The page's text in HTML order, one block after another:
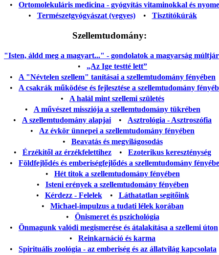
• Ortomolekuláris medicina - gyógyítás vitaminokkal és
• Természetgyógyászat (vegyes)• Tisztítókúrák
Szellemtudomány:
"Isten, áldd meg a magyart..." - gondolatok a magyarság
• „Az Ige testté lett”
• A "Névtelen szellem" tanításai a szellemtudomány fényében
• A csakrák működése és fejlesztése a szellemtudomány
• A halál mint szellemi születés
• A művészet missziója a szellemtudomány tükrében
• A szellemtudomány alapjai • Asztrológia - Asztroszófia
• Az évkör ünnepei a szellemtudomány fényében
• Beavatás és megvilágosodás
• Érzékitől az érzékfelettihez • Ezoterikus kereszténység
• Földfejlődés és emberiségfejlődés a szellemtudomány
• Hét titok a szellemtudomány fényében
• Isteni erények a szellemtudomány fényében
• Kérdezz - Felelek• Láthatatlan segítőink
• Michael-impulzus a tudati lélek korában
• Önismeret és pszichológia
• Önmagunk valódi megismerése és átalakítása a szellemi úton
• Reinkarnáció és karma
• Spirituális zoológia - az emberiség és az állatvilág kapcsolata